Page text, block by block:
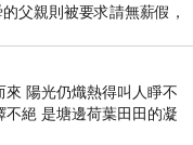
父親則被要求請無薪假，
來 陽光仍熾熱得叫人睜不
絕 是塘邊荷葉田田的凝
別樣紅